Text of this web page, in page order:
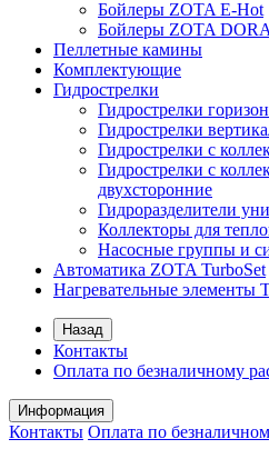
Бойлеры ZOTA E-Hot
Бойлеры ZOTA
Пеллетные камины
Комплектующие
Гидрострелки
Гидрострелки
Гидрострелки
Гидрострелки с
Гидрострелки с
двухсторонние
Гидроразделители
Коллекторы для
Насосные группы и
Автоматика ZOTA TurboSet
Нагревательные элементы
Назад
Контакты
Оплата по безналичному
Информация
Контакты Оплата по